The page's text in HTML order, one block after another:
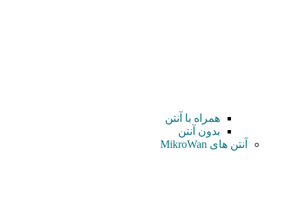
همراه با آنتن
بدون آنتن
آنتن های MikroWan